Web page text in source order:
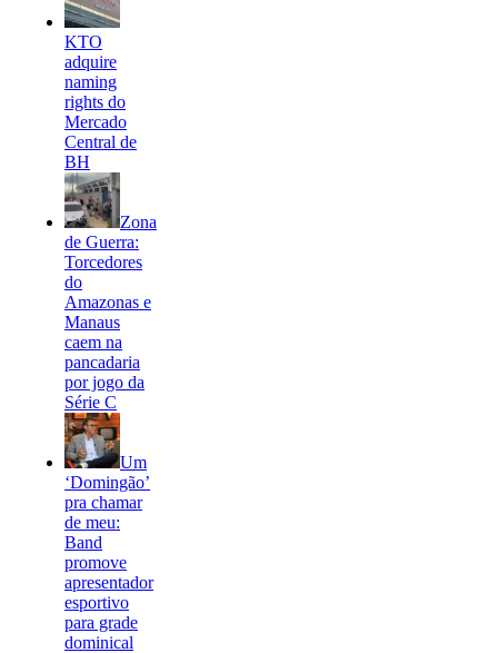
KTO
adquire
naming
rights do
Mercado
Central de
BH
Zona
de Guerra:
Torcedores
do
Amazonas e
Manaus
caem na
pancadaria
por jogo da
Série C
Um
‘Domingão’
pra chamar
de meu:
Band
promove
apresentador
esportivo
para grade
dominical